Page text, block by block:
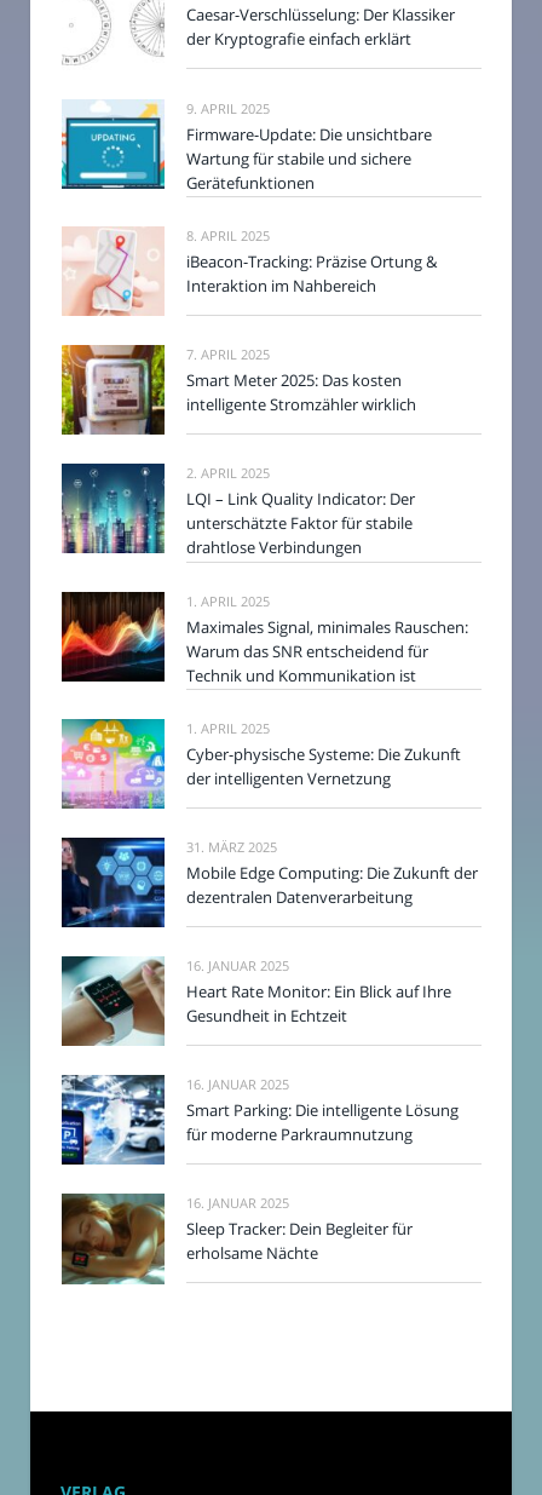
Caesar-Verschlüsselung: Der Klassiker
der Kryptografie einfach erklärt
9. APRIL 2025
Firmware-Update: Die unsichtbare
Wartung für stabile und sichere
Gerätefunktionen
8. APRIL 2025
iBeacon-Tracking: Präzise Ortung &
Interaktion im Nahbereich
7. APRIL 2025
Smart Meter 2025: Das kosten
intelligente Stromzähler wirklich
2. APRIL 2025
LQI – Link Quality Indicator: Der
unterschätzte Faktor für stabile
drahtlose Verbindungen
1. APRIL 2025
Maximales Signal, minimales Rauschen:
Warum das SNR entscheidend für
Technik und Kommunikation ist
1. APRIL 2025
Cyber-physische Systeme: Die Zukunft
der intelligenten Vernetzung
31. MÄRZ 2025
Mobile Edge Computing: Die Zukunft der
dezentralen Datenverarbeitung
16. JANUAR 2025
Heart Rate Monitor: Ein Blick auf Ihre
Gesundheit in Echtzeit
16. JANUAR 2025
Smart Parking: Die intelligente Lösung
für moderne Parkraumnutzung
16. JANUAR 2025
Sleep Tracker: Dein Begleiter für
erholsame Nächte